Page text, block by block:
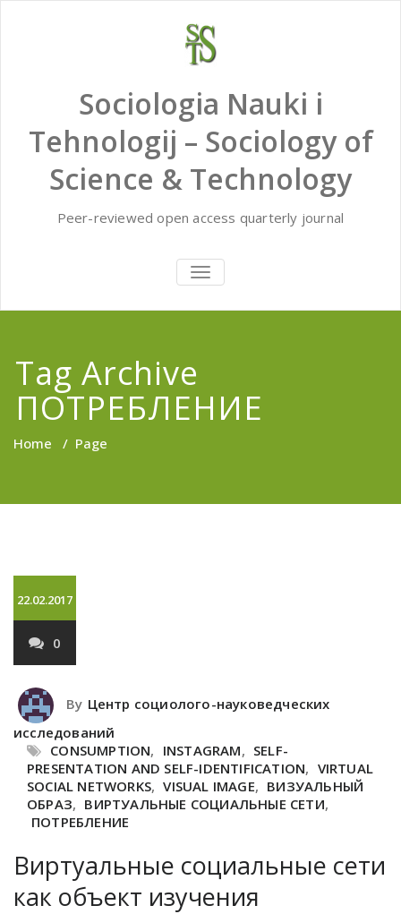
Sociologia Nauki i
Tehnologij – Sociology of
Science & Technology
Peer-reviewed open access quarterly journal
TOGGLE
NAVIGATION
Tag Archive
ПОТРЕБЛЕНИЕ
Home / Page
22.02.2017
0
By Центр социолого-науковедческих
исследований
CONSUMPTION, INSTAGRAM, SELF-
PRESENTATION AND SELF-IDENTIFICATION, VIRTUAL
SOCIAL NETWORKS, VISUAL IMAGE, ВИЗУАЛЬНЫЙ
ОБРАЗ, ВИРТУАЛЬНЫЕ СОЦИАЛЬНЫЕ СЕТИ,
ПОТРЕБЛЕНИЕ
Виртуальные социальные сети
как объект изучения